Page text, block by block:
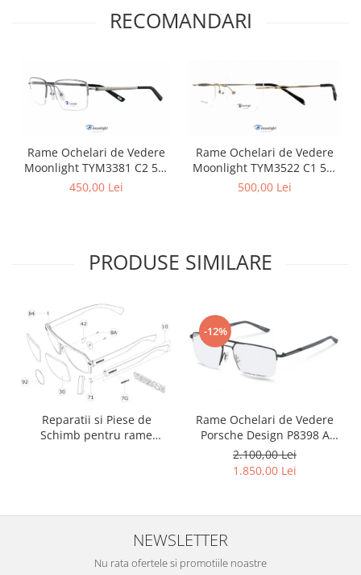
RECOMANDARI
Rame Ochelari de Vedere
Moonlight TYM3381 C2 54-
19-135 Titan
450,00 Lei
Rame Ochelari de Vedere
Moonlight TYM3522 C1 54-
18-142 Titan
500,00 Lei
PRODUSE SIMILARE
Reparatii si Piese de
Schimb pentru rame
-12%
Rame Ochelari de Vedere
Porsche Design P8398 A
Titan
2.100,00 Lei
1.850,00 Lei
NEWSLETTER
Nu rata ofertele si promotiile noastre